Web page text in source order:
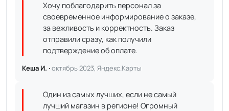
Хочу поблагодарить персонал за
своевременное информирование о заказе,
за вежливость и корректность. Заказ
отправили сразу, как получили
подтверждение об оплате.
Кеша И. ·октябрь 2023, Яндекс.Карты
Один из самых лучших, если не самый
лучший магазин в регионе! Огромный